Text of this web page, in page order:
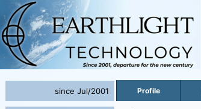
since Jul/2001 Profile